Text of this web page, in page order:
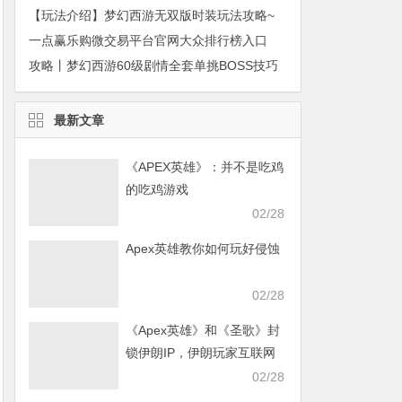
【玩法介绍】梦幻西游无双版时装玩法攻略~
一点赢乐购微交易平台官网大众排行榜入口
攻略丨梦幻西游60级剧情全套单挑BOSS技巧
最新文章
《APEX英雄》：并不是吃鸡
的吃鸡游戏
02/28
Apex英雄教你如何玩好侵蚀
02/28
《Apex英雄》和《圣歌》封
锁伊朗IP，伊朗玩家互联网
02/28